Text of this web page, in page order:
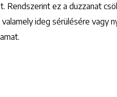
ez a duzzanat
ideg sérülésére vagy